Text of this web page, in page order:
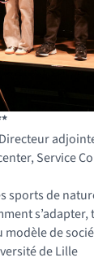
Service
sports de
de
de Lille